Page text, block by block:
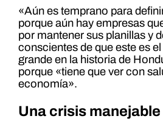
«Aún es temprano para
porque aún hay empresas
por mantener sus planillas y
conscientes de que este es
grande en la historia de
porque «tiene que ver con
economía».
Una crisis manejable